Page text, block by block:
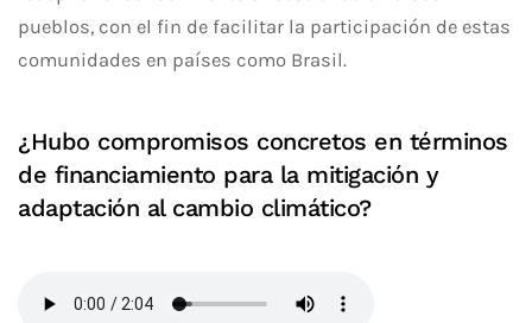
pueblos, con el fin de facilitar la participación de estas
comunidades en países como Brasil.
¿Hubo compromisos concretos en términos
de financiamiento para la mitigación y
adaptación al cambio climático?